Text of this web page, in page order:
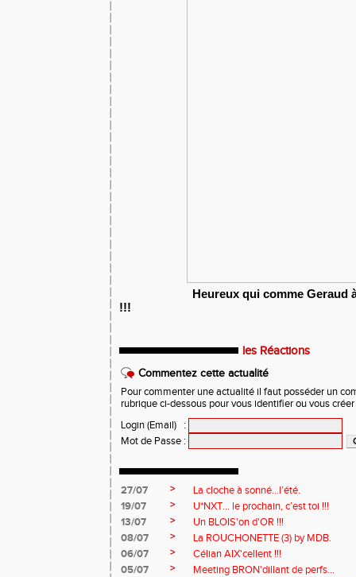
Heureux qui comme Geraud
!!!
les Réactions
Commentez cette actualité
Pour commenter une actualité il faut posséder un
rubrique ci-dessous pour vous identifier ou vous
Login (Email)
:
Mot de Passe :
27/07 >
La cloche à sonné…l’été.
19/07
>
U*NXT... le prochain, c’est toi !!!
13/07
>
Un BLOIS'on d'OR !!!
08/07
>
La ROUCHONETTE (3) by MDB.
06/07
>
Célian AIX'cellent !!!
05/07
>
Meeting BRON'dillant de perfs...